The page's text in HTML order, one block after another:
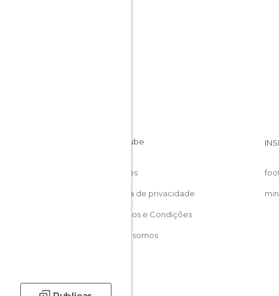
Cookies
Política de privacidade
Términos e Condições
Quem somos